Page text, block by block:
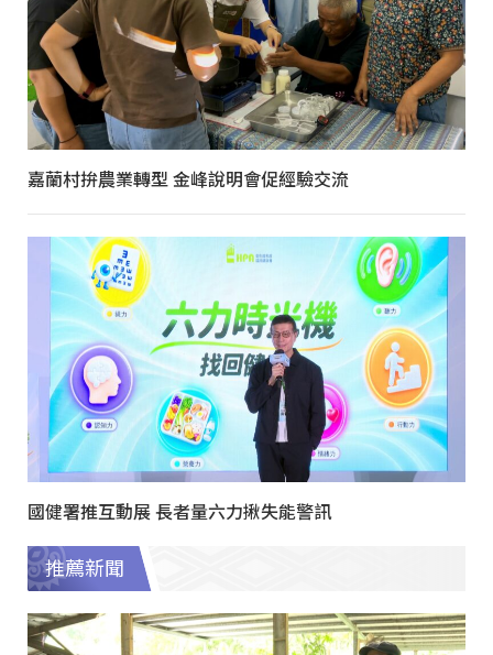
嘉蘭村拚農業轉型 金峰說明會促經驗交流
國健署推互動展 長者量六力揪失能警訊
推薦新聞